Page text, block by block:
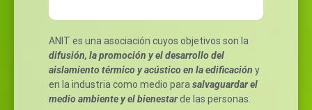
ANIT es una asociación cuyos objetivos son la
difusión, la promoción y el desarrollo del
aislamiento térmico y acústico en la edificación y
en la industria como medio parasalvaguardar el
medio ambiente y el bienestarde las personas.